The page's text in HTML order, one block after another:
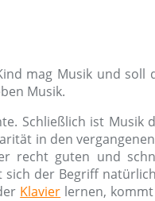
mag Musik und soll
Musik.
Schließlich ist Musik
in den
recht guten und
der Begriff
Klavier lernen,